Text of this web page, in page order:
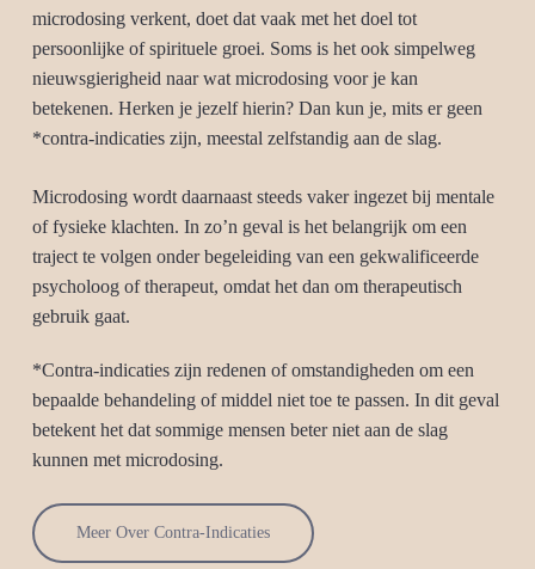
microdosing verkent, doet dat vaak met het doel tot
persoonlijke of spirituele groei. Soms is het ook simpelweg
nieuwsgierigheid naar wat microdosing voor je kan
betekenen. Herken je jezelf hierin? Dan kun je, mits er geen
*contra-indicaties zijn, meestal zelfstandig aan de slag.
Microdosing wordt daarnaast steeds vaker ingezet bij mentale
of fysieke klachten. In zo’n geval is het belangrijk om een
traject te volgen onder begeleiding van een gekwalificeerde
psycholoog of therapeut, omdat het dan om therapeutisch
gebruik gaat.
*Contra-indicaties zijn redenen of omstandigheden om een
bepaalde behandeling of middel niet toe te passen. In dit geval
betekent het dat sommige mensen beter niet aan de slag
kunnen met microdosing.
Meer Over Contra-Indicaties